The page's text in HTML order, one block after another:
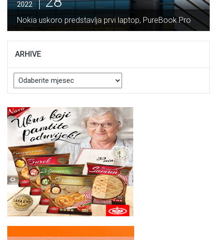
prvi laptop, PureBook Pro
Potpisan Ugovor
Vranduk vrijedan
ARHIVE
Arhive